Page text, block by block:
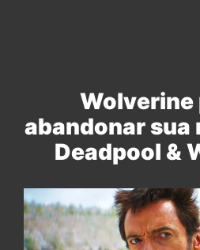
Wolverine
abandonar sua
Deadpool &